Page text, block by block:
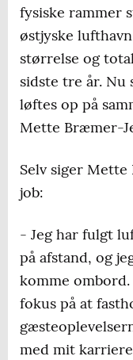
fysiske rammer
østjyske
størrelse og
sidste tre år. Nu
løftes op på
Mette Bræmer-
Selv siger
job:
- Jeg har fulgt
på afstand, og
komme
fokus på at
med mit